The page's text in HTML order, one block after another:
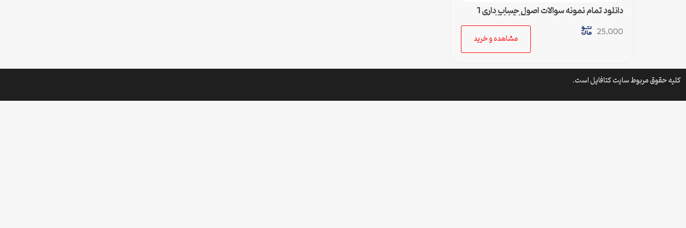
دانلود تمام نمونه سوالات اصول حساب داری 1
رشته مدریت دولتی پیام نور کد 1214017
25,000
مشاهده و خرید
کلیه حقوق مربوط سایت کتافایل است.